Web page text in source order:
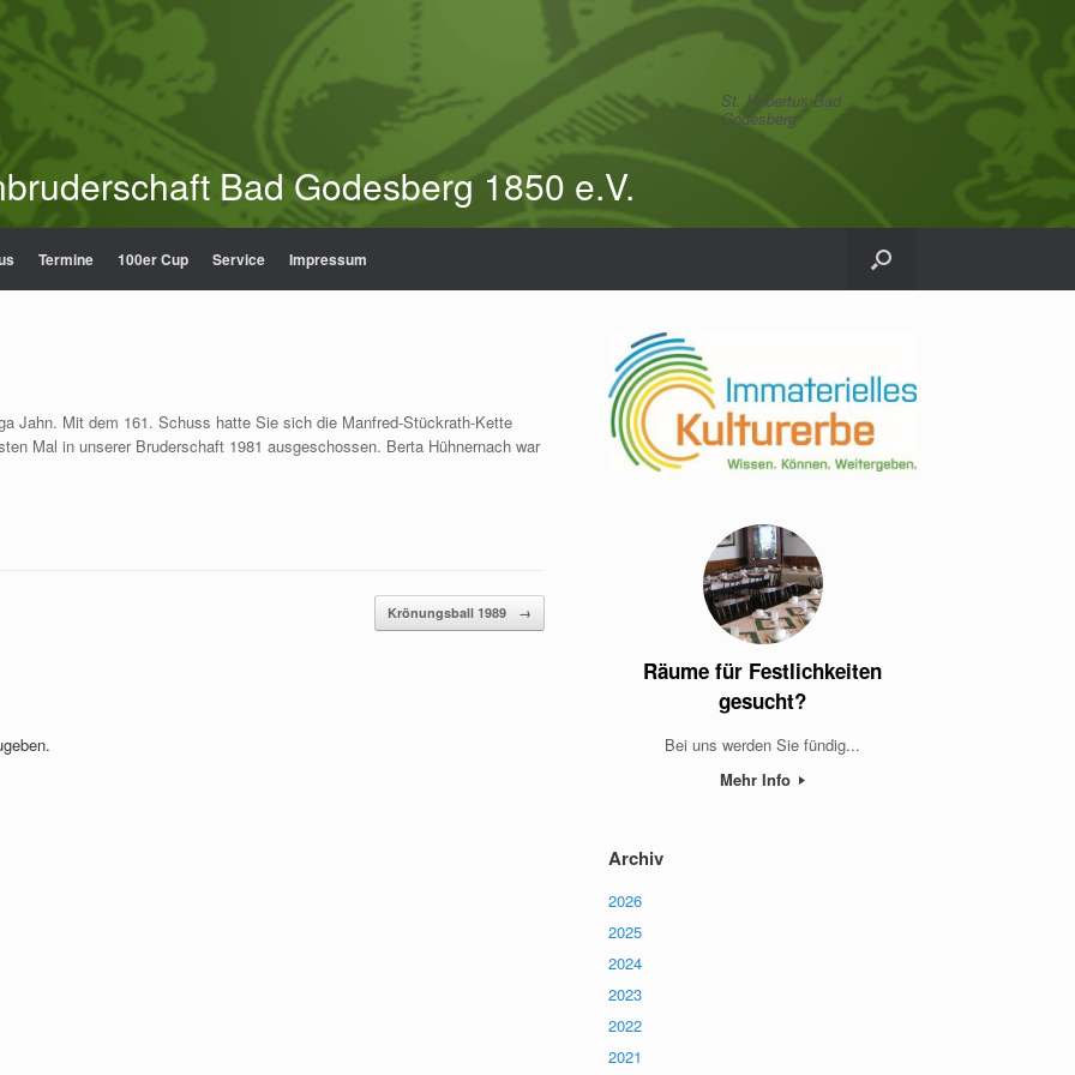
Bad Godesberg 1850 e.V.
St. Hubertus Bad
Godesberg
Termine 100er Cup Service Impressum
Jahn. Mit dem 161. Schuss hatte Sie sich die Manfred-Stückrath-Kette
Mal in unserer Bruderschaft 1981 ausgeschossen. Berta Hühnernach war
Krönungsball 1989 →
Räume für Festlichkeiten
gesucht?
Bei uns werden Sie fündig...
Mehr Info
Archiv
2026
2025
2024
2023
2022
2021